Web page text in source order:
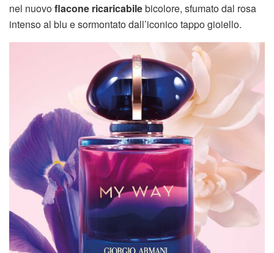
nel nuovoflacone ricaricabilebicolore, sfumato dal rosa
intenso al blu e sormontato dall’iconico tappo gioiello.